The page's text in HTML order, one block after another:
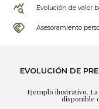
Evolución de valor
Asesoramiento
EVOLUCIÓN DE
Ejemplo ilustrativo.
disponible